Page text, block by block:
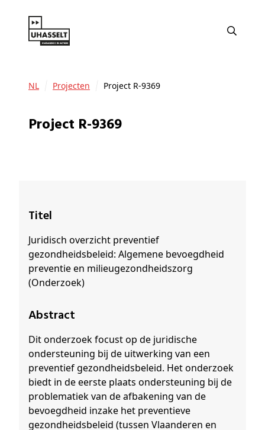
NL Projecten Project R-9369
Project R-9369
Titel
Juridisch overzicht preventief
gezondheidsbeleid: Algemene bevoegdheid
preventie en milieugezondheidszorg
(Onderzoek)
Abstract
Dit onderzoek focust op de juridische
ondersteuning bij de uitwerking van een
preventief gezondheidsbeleid. Het onderzoek
biedt in de eerste plaats ondersteuning bij de
problematiek van de afbakening van de
bevoegdheid inzake het preventieve
gezondheidsbeleid (tussen Vlaanderen en